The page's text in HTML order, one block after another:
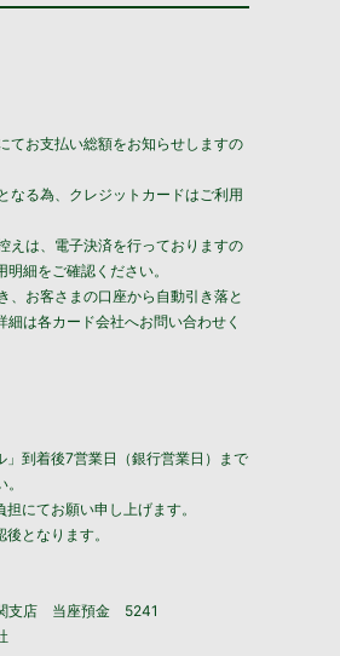
てお支払い総額をお知らせしますの
なる為、クレジットカードはご利用
えは、電子決済を行っておりますの
細をご確認ください。
お客さまの口座から自動引き落と
は各カード会社へお問い合わせく
到着後7営業日（銀行営業日）まで
にてお願い申し上げます。
となります。
支店 当座預金 5241